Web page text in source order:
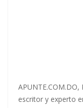
APUNTE.COM.DO,
escritor y experto